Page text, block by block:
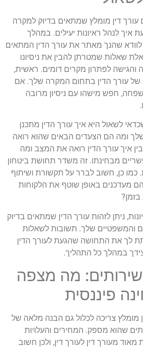
דין מומלץ שמתאים בדיוק למקרה
איך לנהל ראיונות יעילים. במהלך
לוודא שהנך מאתר את עורך הדין המתאים
שאלות שמטרתן להבין את ניסיונו
והגישה לפתרון מקרים דומים. ראשית,
של עורך הדין בתחום המקרה שלך. אם
חפש מישהו עם ניסיון מרובה
לשאול היא איך עורך הדין מתכנן
ומה הם הצעדים הבאים שהוא רואה
איך עורך הדין רואה את המצב ומה
מבחינתו. זה משדר תחושת ביטחון
כמו כן, חשוב לברר על תקשורת ושיתוף
מעדכנים באופן שוטף את הלקוחות
בזמן?
ניתן לזהות עורך הדין שמתאים בדיוק
והמשפטיים שלך. תשובות לשאלות
לך את התחושה שהגעת לעורך הדין
במהלך כל התהליך.
מה מצפה
פיננסית
מומלץ צריכה לכלול גם הבנה מלאה של
שהוא מספק. המחירים והעלויות
מאוד מעורך דין לעורך דין, ולכן חשוב